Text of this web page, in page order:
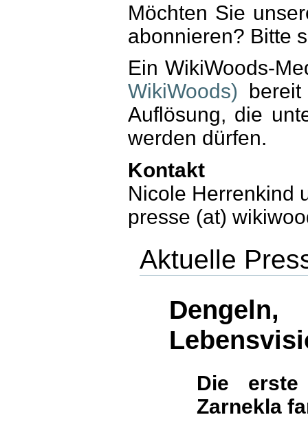
Möchten Sie
abonnieren? Bitte
Ein WikiWoods-
WikiWoods)
Auflösung, die
werden dürfen.
Kontakt
Nicole Herrenkind
presse (at)
Aktuelle
Die erste
Zarnekla